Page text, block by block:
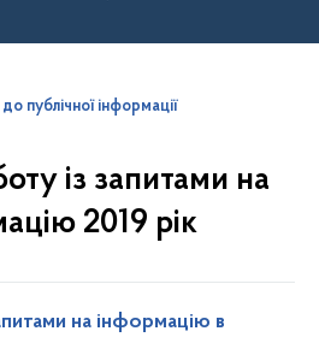
публічної інформації
із запитами на
2019 рік
на інформацію в